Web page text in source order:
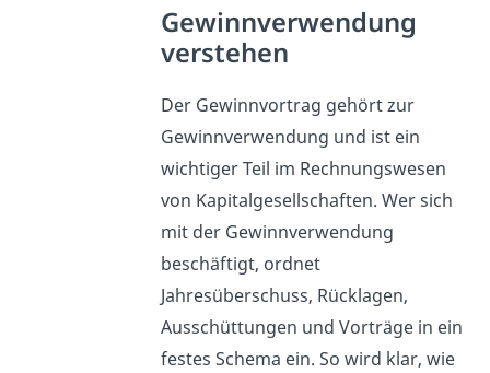
Gewinnverwendung
verstehen
Der Gewinnvortrag gehört zur
Gewinnverwendung und ist ein
wichtiger Teil im Rechnungswesen
von Kapitalgesellschaften. Wer sich
mit der Gewinnverwendung
beschäftigt, ordnet
Jahresüberschuss, Rücklagen,
Ausschüttungen und Vorträge in ein
festes Schema ein. So wird klar, wie